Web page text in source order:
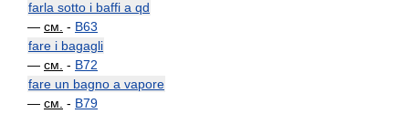
farla sotto i baffi a qd
— см. - B63
fare i bagagli
— см. - B72
fare un bagno a vapore
— см. - B79